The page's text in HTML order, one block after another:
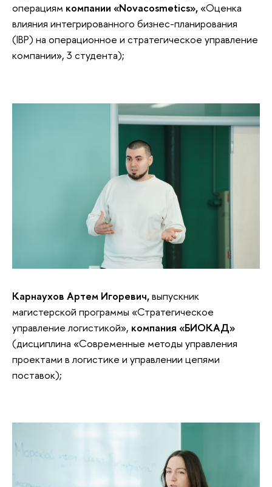
операциям компании «Novacosmetics», «Оценка
влияния интегрированного бизнес-планирования
(IBP) на операционное и стратегическое управление
компании», 3 студента);
Карнаухов Артем Игоревич,выпускник
магистерской программы «Стратегическое
управление логистикой», компания «БИОКАД»
(дисциплина «Современные методы управления
проектами в логистике и управлении цепями
поставок);